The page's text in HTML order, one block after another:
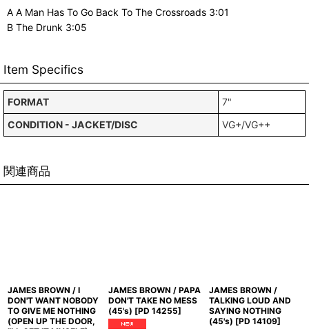
A A Man Has To Go Back To The Crossroads 3:01
B The Drunk 3:05
Item Specifics
FORMAT
7"
CONDITION - JACKET/DISC
VG+/VG++
関連商品
JAMES BROWN / I
DON'T WANT NOBODY
TO GIVE ME NOTHING
(OPEN UP THE DOOR,
JAMES BROWN / PAPA
DON'T TAKE NO MESS
(45's) [PD 14255]
JAMES BROWN /
TALKING LOUD AND
SAYING NOTHING
(45's) [PD 14109]